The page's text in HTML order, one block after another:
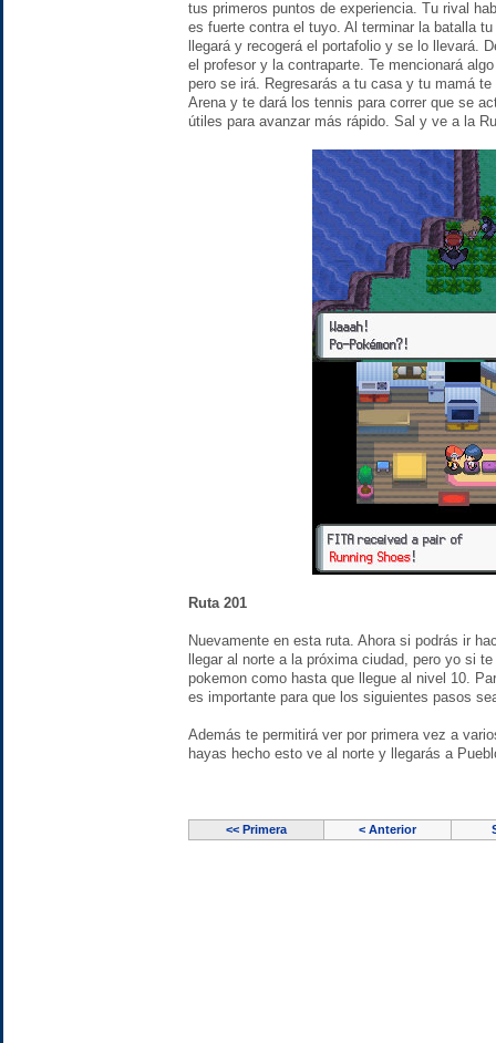
tus primeros puntos de experiencia. Tu rival
es fuerte contra el tuyo. Al terminar la batalla
llegará y recogerá el portafolio y se lo llevará.
el profesor y la contraparte. Te mencionará
pero se irá. Regresarás a tu casa y tu mamá
Arena y te dará los tennis para correr que se
útiles para avanzar más rápido. Sal y ve a la
Ruta 201
Nuevamente en esta ruta. Ahora si podrás ir
llegar al norte a la próxima ciudad, pero yo si
pokemon como hasta que llegue al nivel 10.
es importante para que los siguientes pasos
Además te permitirá ver por primera vez a
hayas hecho esto ve al norte y llegarás a
<< Primera < Anterior